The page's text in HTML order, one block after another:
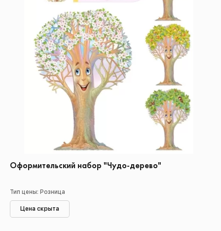
Оформительский набор "Чудо-дерево"
Тип цены: Розница
Цена скрыта